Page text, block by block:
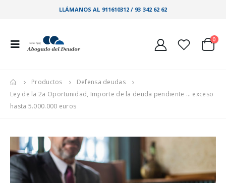
LLÁMANOS AL 911610312 / 93 342 62 62
0
Productos
Defensa deudas
Ley de la 2a Oportunidad, Importe de la deuda pendiente … exceso
hasta 5.000.000 euros